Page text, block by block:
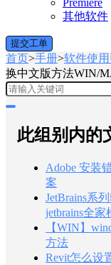
Premiere
其他软件
提交工单
首页>手册>软件使
换中文版方法WIN/
此组别内的
Adobe 安装
案
JetBrains系
jetbrains全家
【WIN】
方法
Revit怎么设